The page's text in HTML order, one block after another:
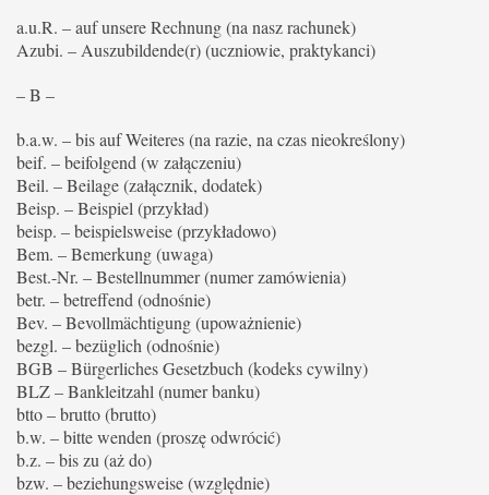
a.u.R. – auf unsere Rechnung (na nasz rachunek)
Azubi. – Auszubildende(r) (uczniowie, praktykanci)
– B –
b.a.w. – bis auf Weiteres (na razie, na czas nieokreślony)
beif. – beifolgend (w załączeniu)
Beil. – Beilage (załącznik, dodatek)
Beisp. – Beispiel (przykład)
beisp. – beispielsweise (przykładowo)
Bem. – Bemerkung (uwaga)
Best.-Nr. – Bestellnummer (numer zamówienia)
betr. – betreffend (odnośnie)
Bev. – Bevollmächtigung (upoważnienie)
bezgl. – bezüglich (odnośnie)
BGB – Bürgerliches Gesetzbuch (kodeks cywilny)
BLZ – Bankleitzahl (numer banku)
btto – brutto (brutto)
b.w. – bitte wenden (proszę odwrócić)
b.z. – bis zu (aż do)
bzw. – beziehungsweise (względnie)